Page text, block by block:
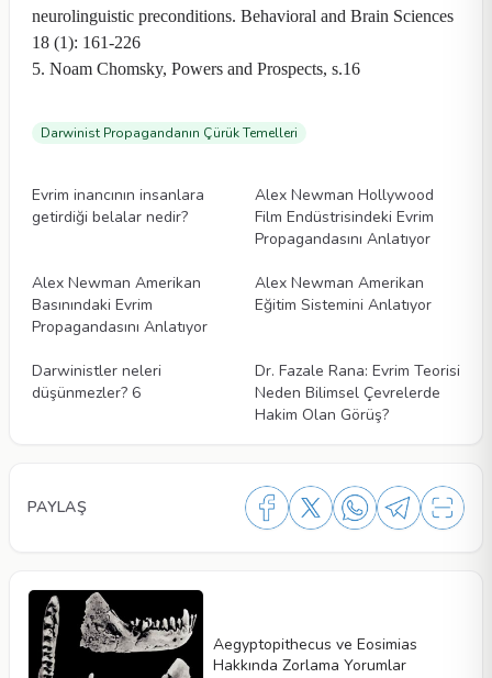
neurolinguistic preconditions. Behavioral and Brain Sciences
18 (1): 161-226
5. Noam Chomsky, Powers and Prospects, s.16
Darwinist Propagandanın Çürük Temelleri
Evrim inancının insanlara
getirdiği belalar nedir?
Alex Newman Hollywood
Film Endüstrisindeki Evrim
Propagandasını Anlatıyor
Alex Newman Amerikan
Basınındaki Evrim
Propagandasını Anlatıyor
Alex Newman Amerikan
Eğitim Sistemini Anlatıyor
Darwinistler neleri
düşünmezler? 6
Dr. Fazale Rana: Evrim Teorisi
Neden Bilimsel Çevrelerde
Hakim Olan Görüş?
PAYLAŞ
Aegyptopithecus ve Eosimias
Hakkında Zorlama Yorumlar